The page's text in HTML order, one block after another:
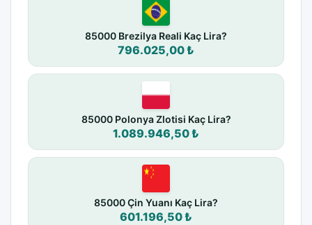
85000 Brezilya Reali Kaç Lira?
796.025,00 ₺
85000 Polonya Zlotisi Kaç Lira?
1.089.946,50 ₺
85000 Çin Yuanı Kaç Lira?
601.196,50 ₺